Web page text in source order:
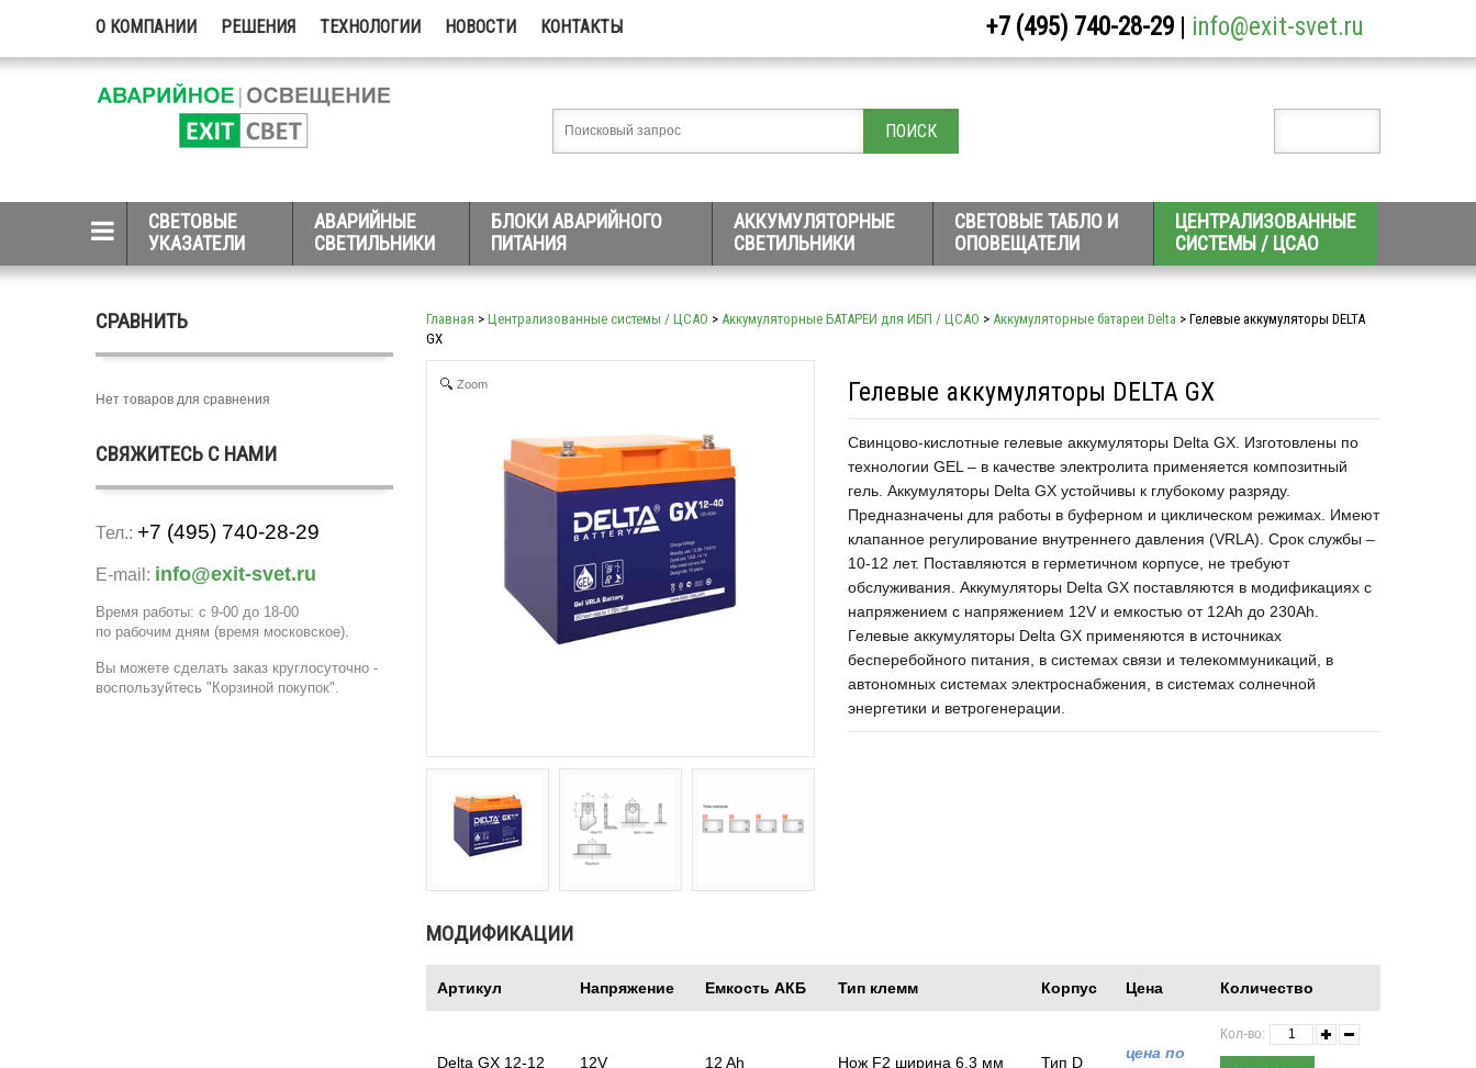
О КОМПАНИИ РЕШЕНИЯ ТЕХНОЛОГИИ НОВОСТИ КОНТАКТЫ +7 (495) 740-28-29 info@exit-svet.ru
СВЕТОВЫЕ
УКАЗАТЕЛИ
АВАРИЙНЫЕ
СВЕТИЛЬНИКИ
БЛОКИ АВАРИЙНОГО
ПИТАНИЯ
АККУМУЛЯТОРНЫЕ
СВЕТИЛЬНИКИ
СВЕТОВЫЕ ТАБЛО И
ОПОВЕЩАТЕЛИ
ЦЕНТРАЛИЗОВАННЫЕ
СИСТЕМЫ / ЦСАО
СРАВНИТЬ
Нет товаров для сравнения
СВЯЖИТЕСЬ С НАМИ
Тел.: +7 (495) 740-28-29
E-mail: info@exit-svet.ru
Время работы: с 9-00 до 18-00
по рабочим дням (время московское).
Вы можете сделать заказ круглосуточно -
воспользуйтесь "Корзиной покупок".
Главная > Централизованные системы / ЦСАО > Аккумуляторные БАТАРЕИ для ИБП / ЦСАО > Аккумуляторные батареи Delta > Гелевые аккумуляторы DELTA
GX
Гелевые аккумуляторы DELTA GX
Свинцово-кислотные гелевые аккумуляторы Delta GX. Изготовлены по
технологии GEL – в качестве электролита применяется композитный
гель. Аккумуляторы Delta GX устойчивы к глубокому разряду.
Предназначены для работы в буферном и циклическом режимах. Имеют
клапанное регулирование внутреннего давления (VRLA). Срок службы –
10-12 лет. Поставляются в герметичном корпусе, не требуют
обслуживания. Аккумуляторы Delta GX поставляются в модификациях с
напряжением с напряжением 12V и емкостью от 12Ah до 230Ah.
Гелевые аккумуляторы Delta GX применяются в источниках
бесперебойного питания, в системах связи и телекоммуникаций, в
автономных системах электроснабжения, в системах солнечной
энергетики и ветрогенерации.
Zoom
МОДИФИКАЦИИ
Артикул Напряжение Емкость АКБ Тип клемм Корпус Цена Количество
Delta GX 12-12 12V 12 Ah Нож F2 ширина 6,3 мм Тип D
цена по
Кол-во: